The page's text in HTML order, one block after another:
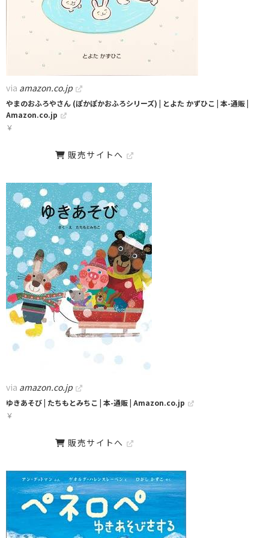
via amazon.co.jp
やまのおふろやさん (ぽかぽかおふろシリーズ) | とよた かずひこ | 本-通販 |
Amazon.co.jp
￥
販売サイトへ
via amazon.co.jp
ゆきあそび | たちもとみちこ | 本-通販 | Amazon.co.jp
￥
販売サイトへ